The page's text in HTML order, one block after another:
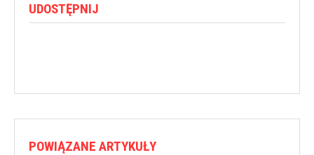
UDOSTĘPNIJ
POWIĄZANE ARTYKUŁY